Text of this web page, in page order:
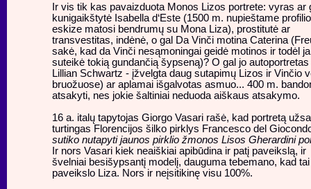
Ir vis tik kas pavaizduota Monos Lizos portrete: vyras ar
kunigaikštytė Isabella d‘Este (1500 m. nupieštame profilio
eskize matosi bendrumų su Mona Liza), prostitutė ar
transvestitas, indėnė, o gal Da Vinči motina Caterina
sakė, kad da Vinči nesąmoningai geidė motinos ir todėl
suteikė tokią gundančią šypseną)? O gal jo autoportretas
Lillian Schwartz - įžvelgta daug sutapimų Lizos ir Vinčio
bruožuose) ar aplamai išgalvotas asmuo... 400 m.
atsakyti, nes jokie šaltiniai neduoda aiškaus atsakymo.
16 a. italų tapytojas Giorgo Vasari rašė, kad portretą
turtingas Florencijos šilko pirklys Francesco del
sutiko nutapyti jaunos pirklio žmonos Lisos Gherardini
Ir nors Vasari kiek neaiškiai apibūdina ir patį paveikslą, ir
švelniai besišypsantį modelį, dauguma tebemano, kad
paveikslo Liza. Nors ir neįsitikinę visu 100%.